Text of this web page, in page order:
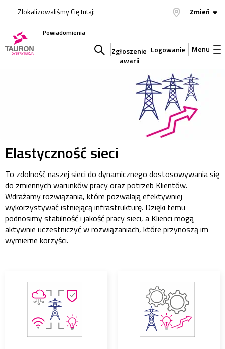
Zlokalizowaliśmy Cię tutaj: Zmień
Powiadomienia
Zgłoszenie
awarii
Logowanie Menu
Elastyczność sieci
To zdolność naszej sieci do dynamicznego dostosowywania się
do zmiennych warunków pracy oraz potrzeb Klientów.
Wdrażamy rozwiązania, które pozwalają efektywniej
wykorzystywać istniejącą infrastrukturę. Dzięki temu
podnosimy stabilność i jakość pracy sieci, a Klienci mogą
aktywnie uczestniczyć w rozwiązaniach, które przynoszą im
wymierne korzyści.